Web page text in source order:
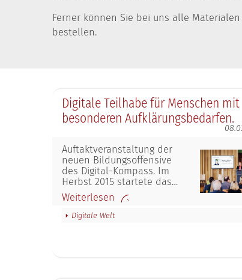
Ferner können Sie bei uns alle
bestellen.
Digitale Teilhabe für Menschen mit
besonderen Aufklärungsbedarfen.
Auftaktveranstaltung der
neuen Bildungsoffensive
des Digital-Kompass. Im
Herbst 2015 startete das…
Weiterlesen
Digitale Welt